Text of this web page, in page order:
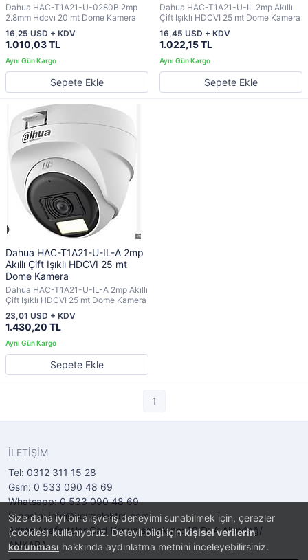
Size daha iyi bir alışveriş deneyimi sunabilmek için, çerezler
(cookies) kullanıyoruz. Detaylı bilgi içinkişisel verilerin
korunması hakkında aydınlatma metnini inceleyebilirsiniz.
Dahua HAC-T1A21-U-0280B 2mp
2.8mm Hdcvı 20 mt Dome Kamera
1.010,03 TL
16,25 USD + KDV
Sepete Ekle
Dahua HAC-T1A21-U-IL 2mp Akıllı
Çift Işıklı HDCVI 25 mt Dome Kamera
1.022,15 TL
16,45 USD + KDV
Sepete Ekle
Dahua HAC-T1A21-U-IL-A 2mp
Akıllı Çift Işıklı HDCVI 25 mt
Dome Kamera
Dahua HAC-T1A21-U-IL-A 2mp Akıllı
Çift Işıklı HDCVI 25 mt Dome Kamera
1.430,20 TL
23,01 USD + KDV
Sepete Ekle
1
İLETİŞİM
Tel: 0312 311 15 28
Gsm: 0 533 090 48 69
Whatsapp: 0 533 090 48 69
E-posta: info@ucuzelektro.com
Adres:Anafartalar Cad Konya sokak no: 10 D: A Altındağ/
ANKARA